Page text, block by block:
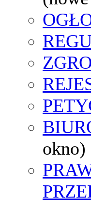
okno)